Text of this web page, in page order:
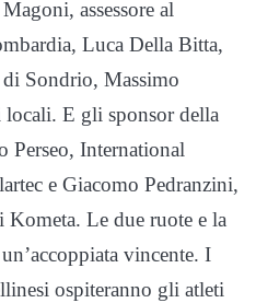
assessore al
Luca Della Bitta,
Sondrio, Massimo
locali. E gli sponsor della
Perseo, International
e Giacomo Pedranzini,
Kometa. Le due ruote e la
vincente. I
ospiteranno gli atleti